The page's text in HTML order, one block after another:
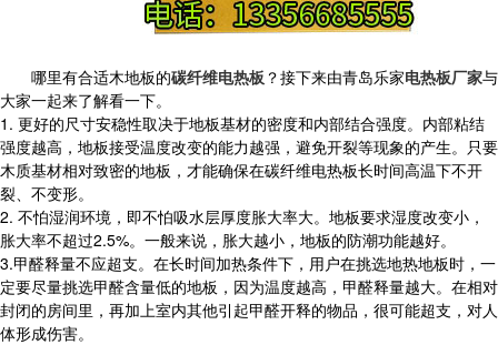
哪里有合适木地板的碳纤维电热板 ？接下来由青岛乐家电热板厂家与
大家一起来了解看一下。
1. 更好的尺寸安稳性取决于地板基材的密度和内部结合强度。内部粘结
强度越高，地板接受温度改变的能力越强，避免开裂等现象的产生。只要
木质基材相对致密的地板，才能确保在碳纤维电热板长时间高温下不开
裂、不变形。
2. 不怕湿润环境，即不怕吸水层厚度胀大率大。地板要求湿度改变小，
胀大率不超过2.5%。一般来说，胀大越小，地板的防潮功能越好。
3.甲醛释量不应超支。在长时间加热条件下，用户在挑选地热地板时，一
定要尽量挑选甲醛含量低的地板，因为温度越高，甲醛释量越大。在相对
封闭的房间里，再加上室内其他引起甲醛开释的物品，很可能超支，对人
体形成伤害。